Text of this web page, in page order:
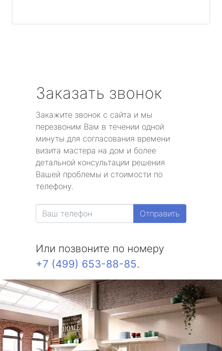
Заказать звонок
Закажите звонок с сайта и мы
перезвоним Вам в течении одной
минуты для согласования времени
визита мастера на дом и более
детальной консультации решения
Вашей проблемы и стоимости по
телефону.
Отправить
Или позвоните по номеру
+7 (499) 653-88-85.